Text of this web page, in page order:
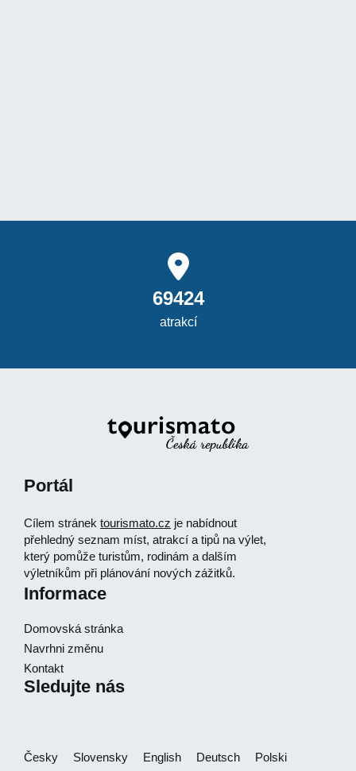
69424
atrakcí
Portál
Cílem stránek tourismato.cz je nabídnout
přehledný seznam míst, atrakcí a tipů na výlet,
který pomůže turistům, rodinám a dalším
výletníkům při plánování nových zážitků.
Informace
Domovská stránka
Navrhni změnu
Kontakt
Sledujte nás
Česky Slovensky English Deutsch
Polski